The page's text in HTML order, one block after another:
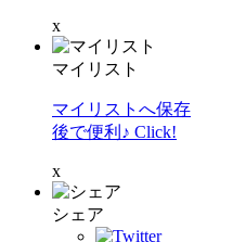
x
マイリスト
マイリストへ保存
後で便利♪ Click!
x
シェア